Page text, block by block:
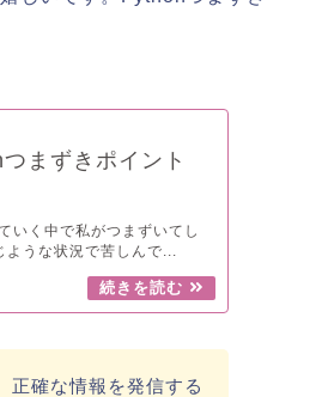
まずきポイント
いく中で私がつまずいてし
ような状況で苦しんで...
正確な情報を発信する